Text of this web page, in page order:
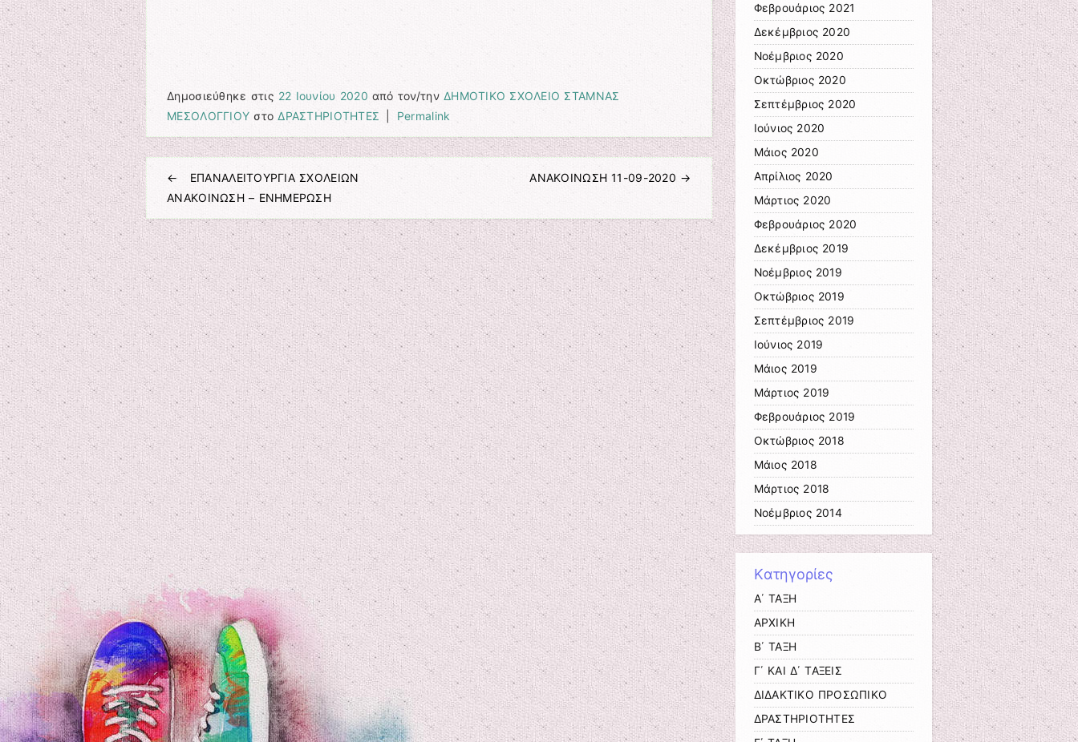
Δημοσιεύθηκε στις 22 Ιουνίου 2020 από τον/την ΔΗΜΟΤΙΚΟ ΣΧΟΛΕΙΟ ΣΤΑΜΝΑΣ
ΜΕΣΟΛΟΓΓΙΟΥ στο ΔΡΑΣΤΗΡΙΟΤΗΤΕΣ Permalink
Πλοήγηση άρθρων
← ΕΠΑΝΑΛΕΙΤΟΥΡΓΙΑ ΣΧΟΛΕΙΩΝ
ΑΝΑΚΟΙΝΩΣΗ – ΕΝΗΜΕΡΩΣΗ
ΑΝΑΚΟΙΝΩΣΗ 11-09-2020 →
Φεβρουάριος 2021
Δεκέμβριος 2020
Νοέμβριος 2020
Οκτώβριος 2020
Σεπτέμβριος 2020
Ιούνιος 2020
Μάιος 2020
Απρίλιος 2020
Μάρτιος 2020
Φεβρουάριος 2020
Δεκέμβριος 2019
Νοέμβριος 2019
Οκτώβριος 2019
Σεπτέμβριος 2019
Ιούνιος 2019
Μάιος 2019
Μάρτιος 2019
Φεβρουάριος 2019
Οκτώβριος 2018
Μάιος 2018
Μάρτιος 2018
Νοέμβριος 2014
Kατηγορίες
Α΄ ΤΑΞΗ
ΑΡΧΙΚΗ
Β΄ ΤΑΞΗ
Γ΄ ΚΑΙ Δ΄ ΤΑΞΕΙΣ
ΔΙΔΑΚΤΙΚΟ ΠΡΟΣΩΠΙΚΟ
ΔΡΑΣΤΗΡΙΟΤΗΤΕΣ